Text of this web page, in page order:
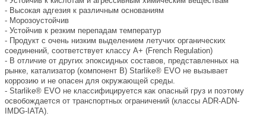
- Высокая адгезия к различным основаниям
- Морозоустойчив
- Устойчив к резким перепадам температур
- Продукт с очень низким выделением летучих органических
соединений, соответствует классу А+ (French Regulation)
- В отличие от других эпоксидных составов, представленных на
рынке, катализатор (компонент B) Starlike® EVO не вызывает
коррозию и не опасен для окружающей среды.
- Starlike® EVO не классифицируется как опасный груз и поэтому
освобождается от транспортных ограничений (классы ADR-ADN-
IMDG-IATA).